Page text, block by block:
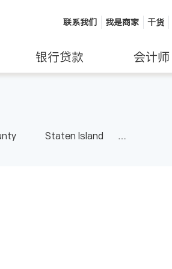
联系我们 我是商家 干货
银行贷款 会计师
Staten Island